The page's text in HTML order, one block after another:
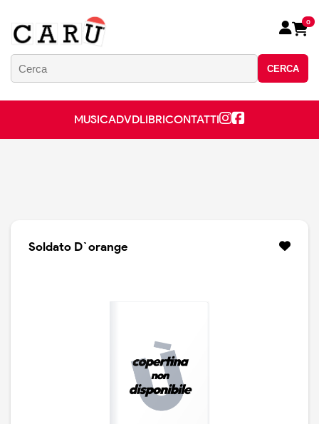
CERCA
0
MUSICADVDLIBRICONTATTI
Soldato D`orange